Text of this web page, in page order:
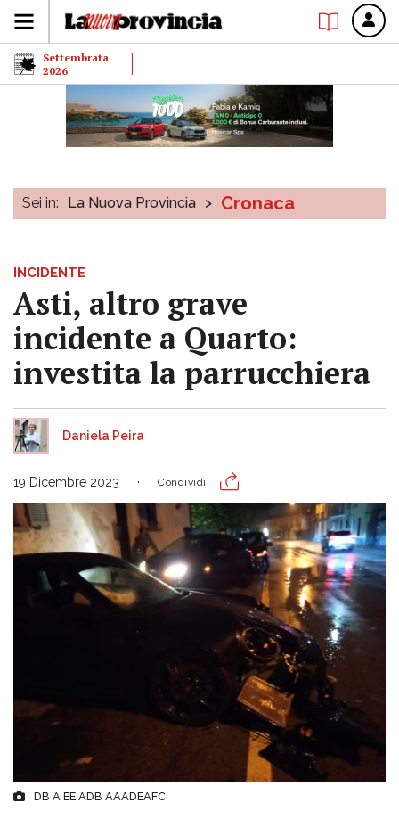
Settembrata
2026
Sei in: La Nuova Provincia > Cronaca
INCIDENTE
Asti, altro grave
incidente a Quarto:
investita la parrucchiera
Daniela Peira
19 Dicembre 2023 Condividi
DB A EE ADB AAADEAFC